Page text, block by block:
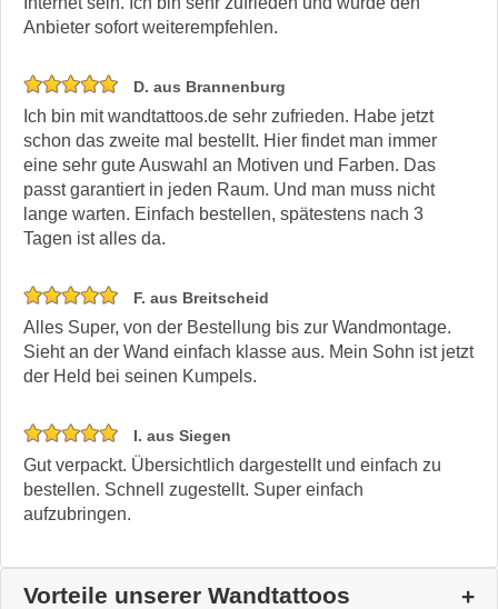
Anbieter sofort weiterempfehlen.
D. aus Brannenburg
Ich bin mit wandtattoos.de sehr zufrieden. Habe jetzt
schon das zweite mal bestellt. Hier findet man immer
eine sehr gute Auswahl an Motiven und Farben. Das
passt garantiert in jeden Raum. Und man muss nicht
lange warten. Einfach bestellen, spätestens nach 3
Tagen ist alles da.
F. aus Breitscheid
Alles Super, von der Bestellung bis zur Wandmontage.
Sieht an der Wand einfach klasse aus. Mein Sohn ist jetzt
der Held bei seinen Kumpels.
I. aus Siegen
Gut verpackt. Übersichtlich dargestellt und einfach zu
bestellen. Schnell zugestellt. Super einfach
aufzubringen.
Vorteile unserer Wandtattoos